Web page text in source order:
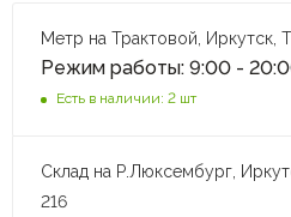
Метр на Трактовой, Иркутск,
Режим работы: 9:00 -
Есть в наличии: 2 шт
Склад на Р.Люксембург,
216